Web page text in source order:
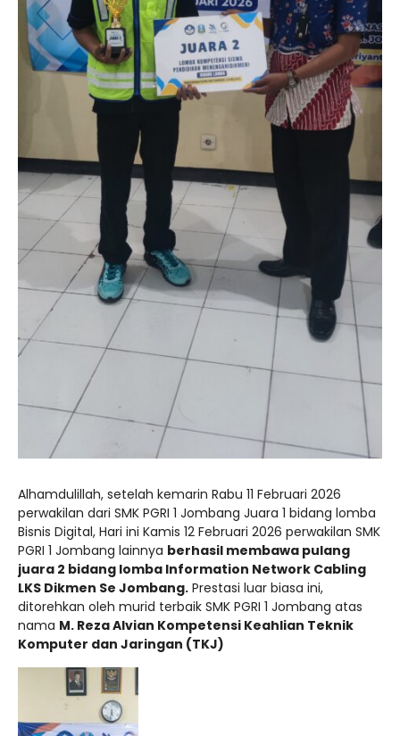
Alhamdulillah, setelah kemarin Rabu 11 Februari 2026
perwakilan dari SMK PGRI 1 Jombang Juara 1 bidang lomba
Bisnis Digital, Hari ini Kamis 12 Februari 2026 perwakilan SMK
PGRI 1 Jombang lainnya berhasil membawa pulang
juara 2 bidang lomba Information Network Cabling
LKS Dikmen Se Jombang. Prestasi luar biasa ini,
ditorehkan oleh murid terbaik SMK PGRI 1 Jombang atas
nama M. Reza Alvian Kompetensi Keahlian Teknik
Komputer dan Jaringan (TKJ)